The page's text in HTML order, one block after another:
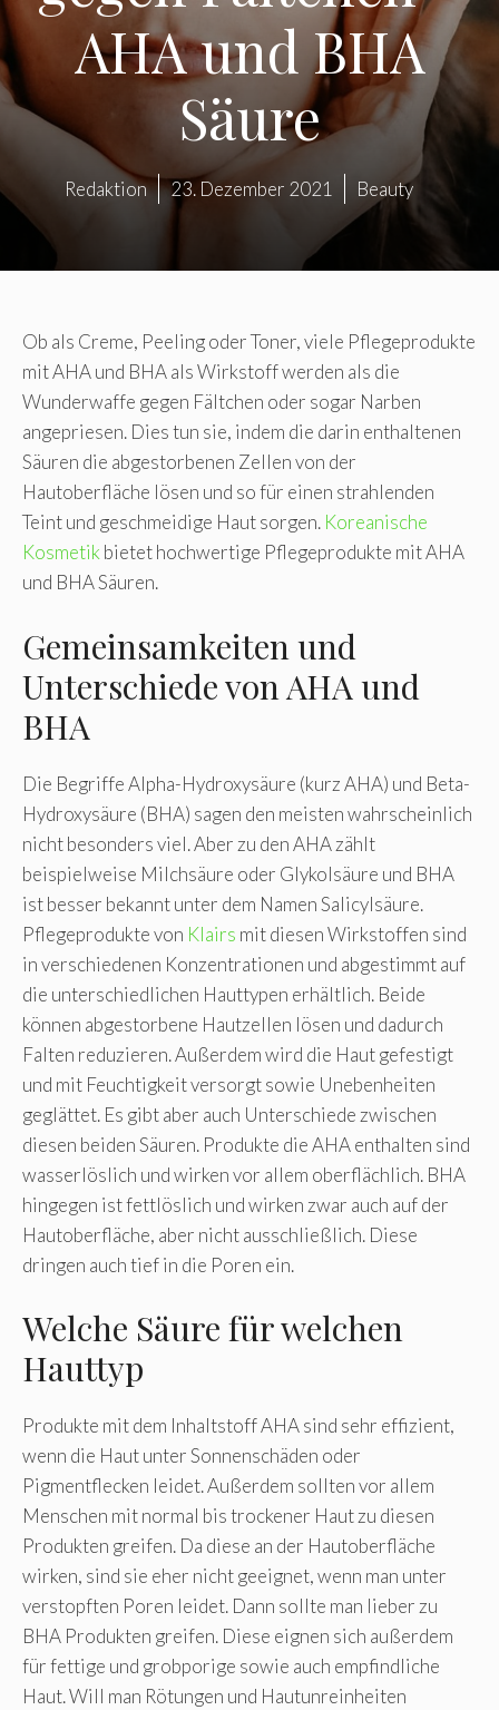
AHA und BHA
Säure
Redaktion 23. Dezember 2021 Beauty
Ob als Creme, Peeling oder Toner, viele Pflegeprodukte
mit AHA und BHA als Wirkstoff werden als die
Wunderwaffe gegen Fältchen oder sogar Narben
angepriesen. Dies tun sie, indem die darin enthaltenen
Säuren die abgestorbenen Zellen von der
Hautoberfläche lösen und so für einen strahlenden
Teint und geschmeidige Haut sorgen. Koreanische
Kosmetikbietet hochwertige Pflegeprodukte mit AHA
und BHA Säuren.
Gemeinsamkeiten und
Unterschiede von AHA und
BHA
Die Begriffe Alpha-Hydroxysäure (kurz AHA) und Beta-
Hydroxysäure (BHA) sagen den meisten wahrscheinlich
nicht besonders viel. Aber zu den AHA zählt
beispielweise Milchsäure oder Glykolsäure und BHA
ist besser bekannt unter dem Namen Salicylsäure.
Pflegeprodukte von Klairs mit diesen Wirkstoffen sind
in verschiedenen Konzentrationen und abgestimmt auf
die unterschiedlichen Hauttypen erhältlich. Beide
können abgestorbene Hautzellen lösen und dadurch
Falten reduzieren. Außerdem wird die Haut gefestigt
und mit Feuchtigkeit versorgt sowie Unebenheiten
geglättet. Es gibt aber auch Unterschiede zwischen
diesen beiden Säuren. Produkte die AHA enthalten sind
wasserlöslich und wirken vor allem oberflächlich. BHA
hingegen ist fettlöslich und wirken zwar auch auf der
Hautoberfläche, aber nicht ausschließlich. Diese
dringen auch tief in die Poren ein.
Welche Säure für welchen
Hauttyp
Produkte mit dem Inhaltstoff AHA sind sehr effizient,
wenn die Haut unter Sonnenschäden oder
Pigmentflecken leidet. Außerdem sollten vor allem
Menschen mit normal bis trockener Haut zu diesen
Produkten greifen. Da diese an der Hautoberfläche
wirken, sind sie eher nicht geeignet, wenn man unter
verstopften Poren leidet. Dann sollte man lieber zu
BHA Produkten greifen. Diese eignen sich außerdem
für fettige und grobporige sowie auch empfindliche
Haut. Will man Rötungen und Hautunreinheiten